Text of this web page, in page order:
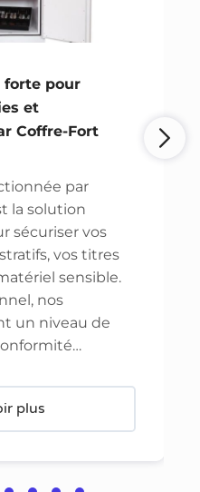
forte pour
et
Coffre-Fort
par
la solution
sécuriser vos
vos titres
sensible.
nos
un niveau de
plus